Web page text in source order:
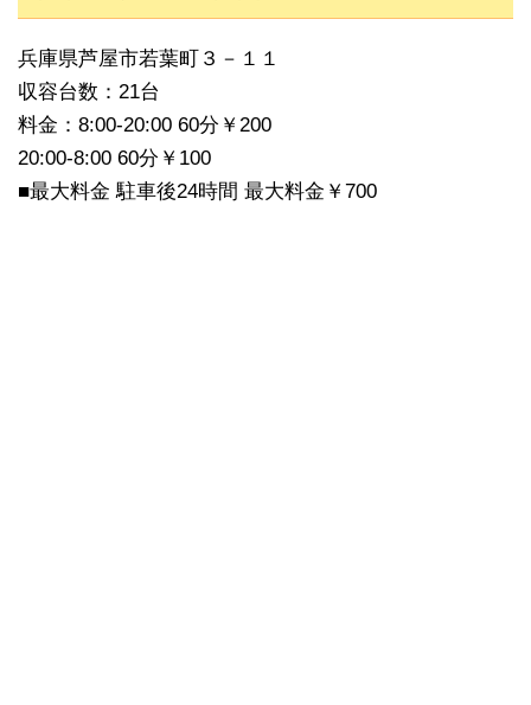
兵庫県芦屋市若葉町３－１１
収容台数：21台
料金：8:00-20:00 60分￥200
20:00-8:00 60分￥100
■最大料金 駐車後24時間 最大料金￥700